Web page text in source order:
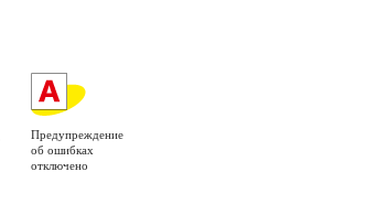
Предупреждение
об ошибках
отключено